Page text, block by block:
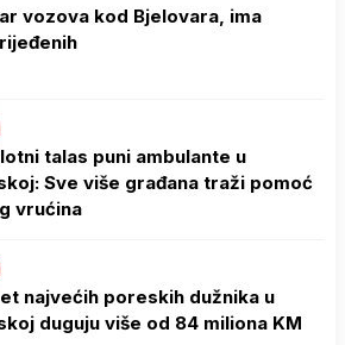
vozova kod Bjelovara, ima
talas puni ambulante u
Sve više građana traži pomoć
vrućina
najvećih poreskih dužnika u
duguju više od 84 miliona KM